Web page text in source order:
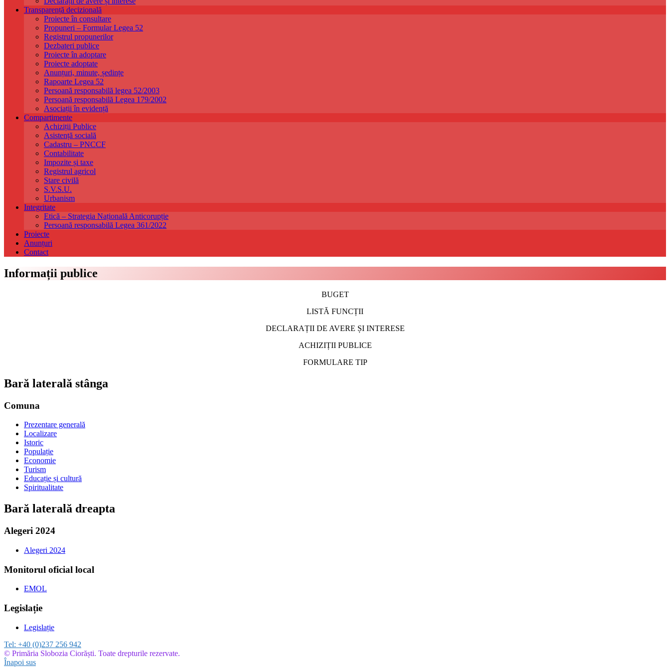
Transparență decizională
Proiecte în consultare
Propuneri – Formular Legea 52
Registrul propunerilor
Dezbateri publice
Proiecte în adoptare
Proiecte adoptate
Anunțuri, minute, ședințe
Rapoarte Legea 52
Persoană responsabilă legea 52/2003
Persoană responsabilă Legea 179/2002
Asociații în evidență
Compartimente
Achiziții Publice
Asistență socială
Cadastru – PNCCF
Contabilitate
Impozite și taxe
Registrul agricol
Stare civilă
S.V.S.U.
Urbanism
Integritate
Etică – Strategia Națională Anticorupție
Persoană responsabilă Legea 361/2022
Proiecte
Anunțuri
Contact
Informații publice
BUGET
LISTĂ FUNCȚII
DECLARAȚII DE AVERE ȘI INTERESE
ACHIZIȚII PUBLICE
FORMULARE TIP
Bară laterală stânga
Comuna
Prezentare generală
Localizare
Istoric
Populație
Economie
Turism
Educație și cultură
Spiritualitate
Bară laterală dreapta
Alegeri 2024
Alegeri 2024
Monitorul oficial local
EMOL
Legislație
Legislație
Tel: +40 (0)237 256 942
© Primăria Slobozia Ciorăști. Toate drepturile rezervate.
Înapoi sus